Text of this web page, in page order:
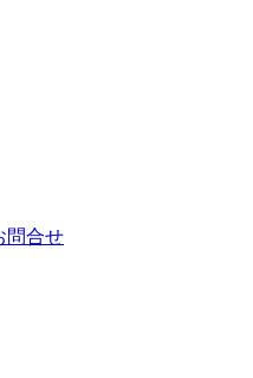
問合せ